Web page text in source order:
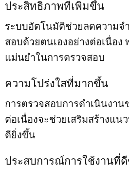
ประสิทธิภาพที่เพิ่มขึ้น
ระบบอัตโนมัติช่วยลดความจ
สอบด้วยตนเองอย่างต่อเนื่อง
แม่นยำในการตรวจสอบ
ความโปร่งใสที่มากขึ้น
การตรวจสอบการดำเนินงา
ต่อเนื่องจะช่วยเสริมสร้างแน
ดียิ่งขึ้น
ประสบการณ์การใช้งานที่